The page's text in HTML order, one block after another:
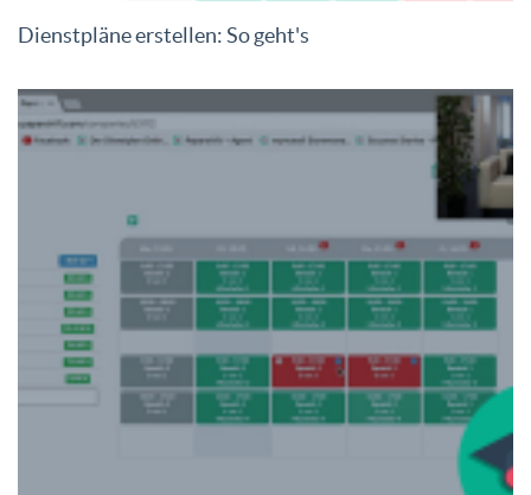
Dienstpläne erstellen: So geht's